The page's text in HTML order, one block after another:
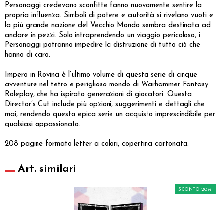
Personaggi credevano sconfitte fanno nuovamente sentire la
propria influenza. Simboli di potere e autorità si rivelano vuoti e
la più grande nazione del Vecchio Mondo sembra destinata ad
andare in pezzi. Solo intraprendendo un viaggio pericoloso, i
Personaggi potranno impedire la distruzione di tutto ciò che
hanno di caro.
Impero in Rovina è l’ultimo volume di questa serie di cinque
avventure nel tetro e periglioso mondo di Warhammer Fantasy
Roleplay, che ha ispirato generazioni di giocatori. Questa
Director’s Cut include più opzioni, suggerimenti e dettagli che
mai, rendendo questa epica serie un acquisto imprescindibile per
qualsiasi appassionato.
208 pagine formato letter a colori, copertina cartonata.
Art. similari
SCONTO 20%